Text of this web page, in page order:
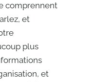
comprennent
et
plus
et